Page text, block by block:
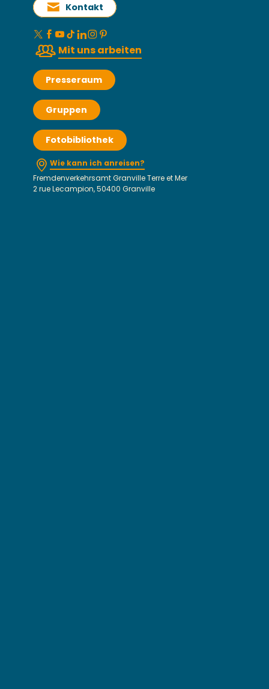
Kontakt
Mit uns arbeiten
Presseraum
Gruppen
Fotobibliothek
Wie kann ich anreisen?
Fremdenverkehrsamt Granville Terre et Mer
2 rue Lecampion, 50400 Granville